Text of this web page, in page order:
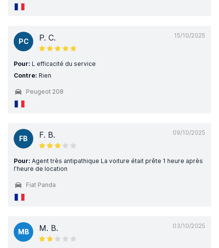
15/10/2025
PC P. C.
Pour: L efficacité du service
Contre: Rien
Peugeot 208
09/10/2025
FB F. B.
Pour: Agent très antipathique La voiture était prête 1 heure après
l’heure de location
Fiat Panda
03/10/2025
MB M. B.